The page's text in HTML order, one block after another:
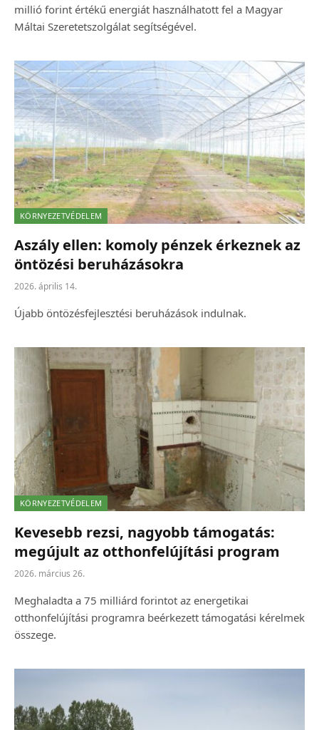
millió forint értékű energiát használhatott fel a Magyar
Máltai Szeretetszolgálat segítségével.
KÖRNYEZETVÉDELEM
Aszály ellen: komoly pénzek érkeznek az
öntözési beruházásokra
2026. április 14.
Újabb öntözésfejlesztési beruházások indulnak.
KÖRNYEZETVÉDELEM
Kevesebb rezsi, nagyobb támogatás:
megújult az otthonfelújítási program
2026. március 26.
Meghaladta a 75 milliárd forintot az energetikai
otthonfelújítási programra beérkezett támogatási kérelmek
összege.